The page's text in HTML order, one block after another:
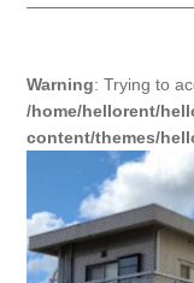
Warning: Trying to
/home/hellorent/
content/themes/